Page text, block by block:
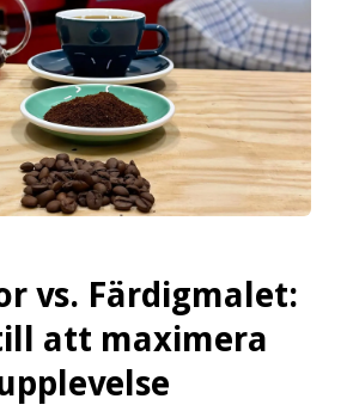
vs. Färdigmalet:
att maximera